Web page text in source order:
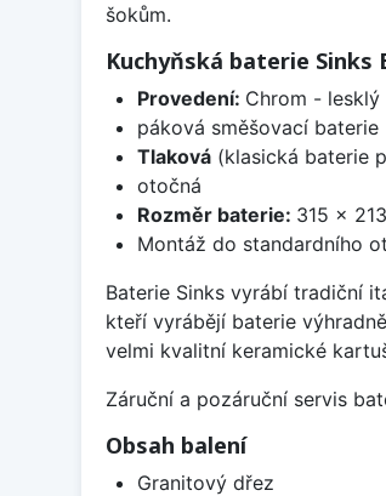
šokům.
Kuchyňská baterie Sinks
Provedení: Chrom - lesklý
páková směšovací baterie
Tlaková(klasická baterie
otočná
Rozměr baterie: 315 x
Montáž do standardního
Baterie Sinks vyrábí tradiční
kteří vyrábějí baterie
velmi kvalitní keramické
Záruční a pozáruční servis
Obsah balení
Granitový dřez